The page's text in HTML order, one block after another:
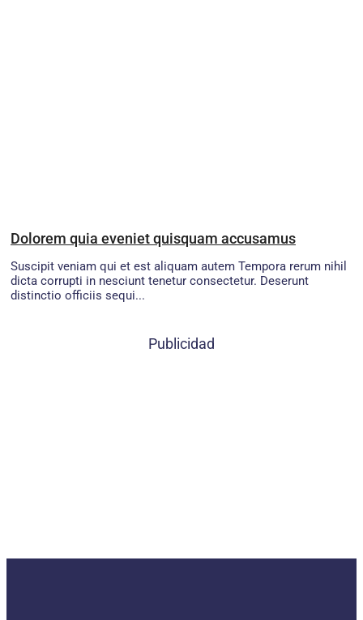
Dolorem quia eveniet quisquam accusamus
Suscipit veniam qui et est aliquam autem Tempora rerum nihil
dicta corrupti in nesciunt tenetur consectetur. Deserunt
distinctio officiis sequi...
Publicidad